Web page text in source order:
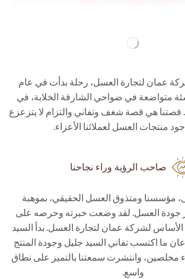
عمان لتجارة العسل، رحلة بدأت في عام
متواضعة في ضواحي الشارقة الخلابة، في
هي قصة شغف وتفاني والتزام لا يتزعزع
منتجات العسل لعملائنا الأعزاء.
صاحب الرؤية وراء نجاحنا
مؤسسنا ومتذوق العسل الحقيقي، بموهبة
جودة العسل. لقد وضعت خبرته وحرصه على
لشركة عمان لتجارة العسل. بدأ السيد
ما اكتسب تفاني السيد جليل وجودة المنتج
مخلصين، وانتشرت سمعتنا بالتميز على نطاق
واسع.